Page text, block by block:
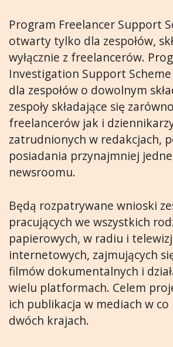
Program Freelancer Support
otwarty tylko dla zespołów,
wyłącznie z freelancerów.
Investigation Support
dla zespołów o dowolnym
zespoły składające się
freelancerów jak i
zatrudnionych w redakcjach,
posiadania przynajmniej
newsroomu.
Będą rozpatrywane wnioski
pracujących we wszystkich
papierowych, w radiu i
internetowych, zajmujących
filmów dokumentalnych i
wielu platformach. Celem
ich publikacja w mediach w
dwóch krajach.